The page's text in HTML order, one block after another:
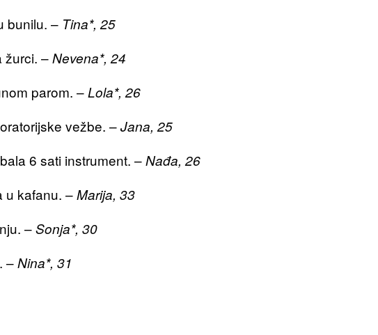
bunilu. – Tina*, 25
žurci. –Nevena*, 24
parom. –Lola*, 26
vežbe. –Jana, 25
6 sati instrument. –Nađa, 26
u kafanu. –Marija, 33
–Sonja*, 30
–Nina*, 31